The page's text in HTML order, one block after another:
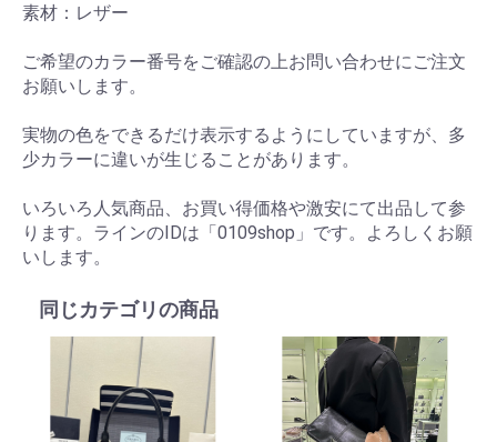
素材：レザー
ご希望のカラー番号をご確認の上お問い合わせにご注文
お願いします。
実物の色をできるだけ表示するようにしていますが、多
少カラーに違いが生じることがあります。
いろいろ人気商品、お買い得価格や激安にて出品して参
ります。ラインのIDは「0109shop」です。よろしくお願
いします。
同じカテゴリの商品